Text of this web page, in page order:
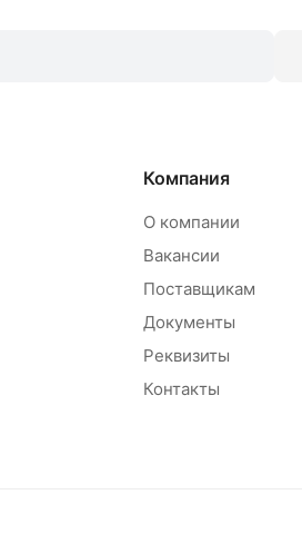
Компания
О компании
Вакансии
Поставщикам
Документы
Реквизиты
Контакты